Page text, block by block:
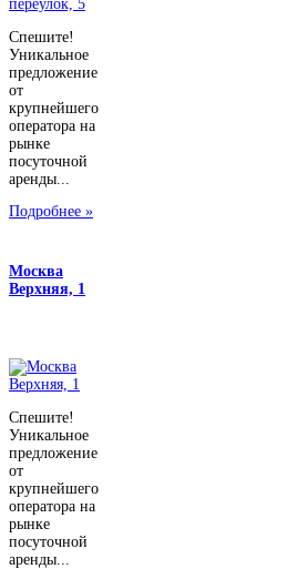
Спешите!
Уникальное
предложение
от
крупнейшего
оператора на
рынке
посуточной
аренды...
Подробнее »
Москва
Верхняя, 1
Спешите!
Уникальное
предложение
от
крупнейшего
оператора на
рынке
посуточной
аренды...